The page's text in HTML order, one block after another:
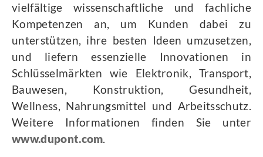
vielfältige wissenschaftliche und fachliche
Kompetenzen an, um Kunden dabei zu
unterstützen, ihre besten Ideen umzusetzen,
und liefern essenzielle Innovationen in
Schlüsselmärkten wie Elektronik, Transport,
Bauwesen, Konstruktion, Gesundheit,
Wellness, Nahrungsmittel und Arbeitsschutz.
Weitere Informationen finden Sie unter
www.dupont.com.